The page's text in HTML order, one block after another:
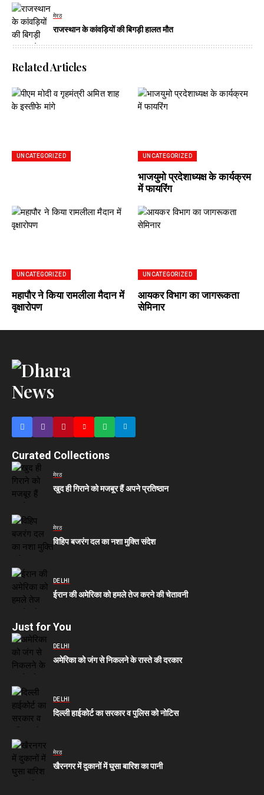
मेरठ
राजस्थान के कांवड़ियों की बिगड़ी हालत मौत
Related Articles
UNCATEGORIZED UNCATEGORIZED
भाजयुमो प्रदेशाध्यक्ष के कार्यक्रम
में फायरिंग
UNCATEGORIZED
महापौर ने किया रामलीला मैदान में
वृक्षारोपण
UNCATEGORIZED
आयकर विभाग का जागरूकता
सेमिनार
Curated Collections
मेरठ
खुद ही गिराने को मजबूर हैं अपने प्रतिष्ठान
मेरठ
विहिप बजरंग दल का नशा मुक्ति संदेश
DELHI
ईरान की अमेरिका को हमले तेज करने की चेतावनी
Just for You
DELHI
अमेरिका को जंग से निकलने के रास्ते की दरकार
DELHI
दिल्ली हाईकोर्ट का सरकार व पुलिस को नोटिस
मेरठ
खैरनगर में दुकानों में घुसा बारिश का पानी